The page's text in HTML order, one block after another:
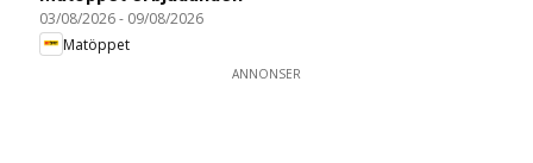
03/08/2026- 09/08/2026
Matöppet
ANNONSER